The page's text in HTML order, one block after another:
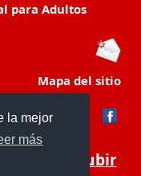
la mejor
más
para Adultos
Mapa del sitio
Subir